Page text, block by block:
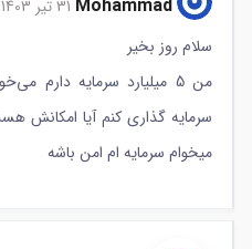
Mohammad 31 تیر 1403
سلام روز بخیر
من 5 میلیارد سرمایه دارم
سرمایه گذاری کنم آیا امکانش
میخوام سرمایه ام امن باشه